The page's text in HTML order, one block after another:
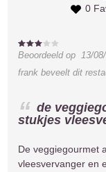
0
Beoordeeld op13/
frank beveelt dit
de
stukjes
De veggiegourmet
vleesvervanger en